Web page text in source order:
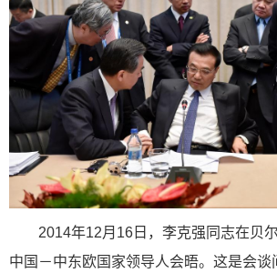
2014年12月16日，李克强同志在贝尔
中国－中东欧国家领导人会晤。这是会谈